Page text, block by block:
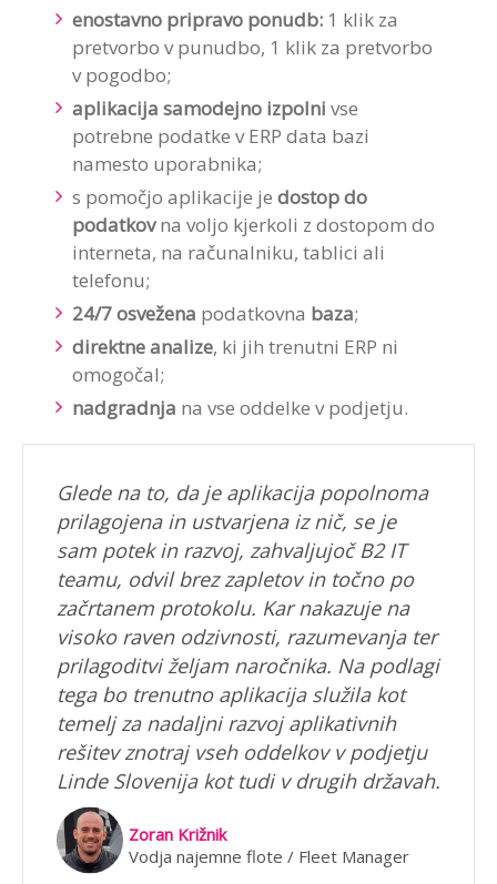
enostavno pripravo ponudb: 1 klik za
pretvorbo v punudbo, 1 klik za pretvorbo
v pogodbo;
aplikacija samodejno izpolni vse
potrebne podatke v ERP data bazi
namesto uporabnika;
s pomočjo aplikacije je dostop do
podatkovna voljo kjerkoli z dostopom do
interneta, na računalniku, tablici ali
telefonu;
24/7 osvežena podatkovna baza;
direktne analize, ki jih trenutni ERP ni
omogočal;
nadgradnja na vse oddelke v podjetju.
Glede na to, da je aplikacija popolnoma
prilagojena in ustvarjena iz nič, se je
sam potek in razvoj, zahvaljujoč B2 IT
teamu, odvil brez zapletov in točno po
začrtanem protokolu. Kar nakazuje na
visoko raven odzivnosti, razumevanja ter
prilagoditvi željam naročnika. Na podlagi
tega bo trenutno aplikacija služila kot
temelj za nadaljni razvoj aplikativnih
rešitev znotraj vseh oddelkov v podjetju
Linde Slovenija kot tudi v drugih državah.
Zoran Križnik
Vodja najemne flote / Fleet Manager